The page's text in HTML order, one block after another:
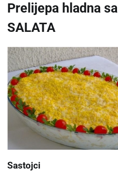
Prelijepa hladna
SALATA
Sastojci